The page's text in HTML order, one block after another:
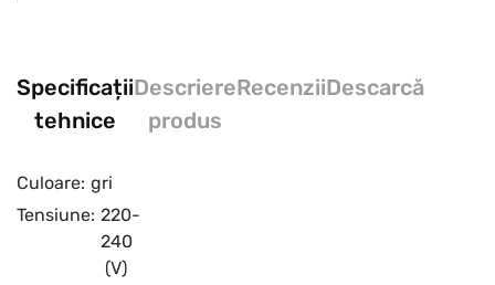
Specificații
tehnice
Descriere
produs
RecenziiDescarcă
Culoare: gri
Tensiune: 220-
240
(V)